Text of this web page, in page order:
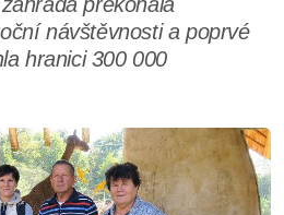
návštěvnosti a poprvé
hranici 300 000